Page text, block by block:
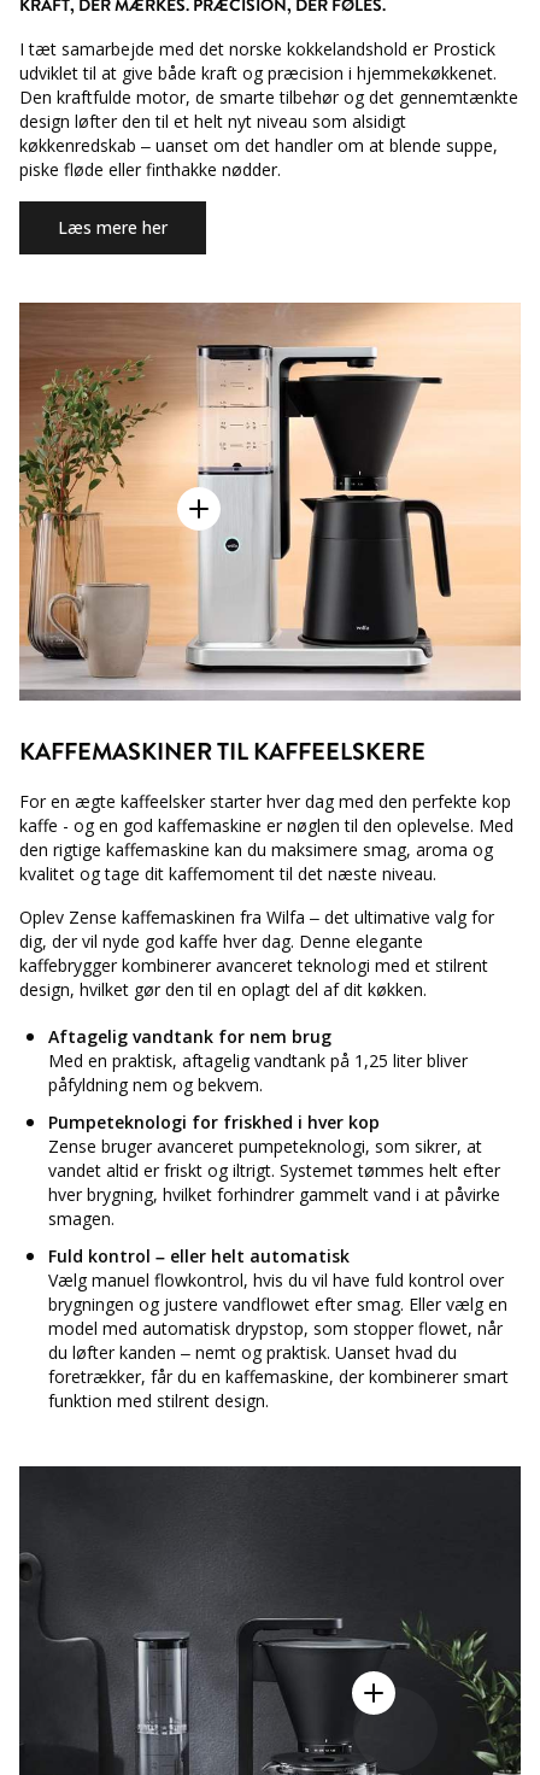
I tæt samarbejde med det norske kokkelandshold er Prostick
udviklet til at give både kraft og præcision i hjemmekøkkenet.
Den kraftfulde motor, de smarte tilbehør og det gennemtænkte
design løfter den til et helt nyt niveau som alsidigt
køkkenredskab – uanset om det handler om at blende suppe,
piske fløde eller finthakke nødder.
Læs mere her
KAFFEMASKINER TIL KAFFEELSKERE
For en ægte kaffeelsker starter hver dag med den perfekte kop
kaffe - og en god kaffemaskine er nøglen til den oplevelse. Med
den rigtige kaffemaskine kan du maksimere smag, aroma og
kvalitet og tage dit kaffemoment til det næste niveau.
Oplev Zense kaffemaskinen fra Wilfa – det ultimative valg for
dig, der vil nyde god kaffe hver dag. Denne elegante
kaffebrygger kombinerer avanceret teknologi med et stilrent
design, hvilket gør den til en oplagt del af dit køkken.
Aftagelig vandtank for nem brug
Med en praktisk, aftagelig vandtank på 1,25 liter bliver
påfyldning nem og bekvem.
Pumpeteknologi for friskhed i hver kop
Zense bruger avanceret pumpeteknologi, som sikrer, at
vandet altid er friskt og iltrigt. Systemet tømmes helt efter
hver brygning, hvilket forhindrer gammelt vand i at påvirke
smagen.
Fuld kontrol – eller helt automatisk
Vælg manuel flowkontrol, hvis du vil have fuld kontrol over
brygningen og justere vandflowet efter smag. Eller vælg en
model med automatisk drypstop, som stopper flowet, når
du løfter kanden – nemt og praktisk. Uanset hvad du
foretrækker, får du en kaffemaskine, der kombinerer smart
funktion med stilrent design.